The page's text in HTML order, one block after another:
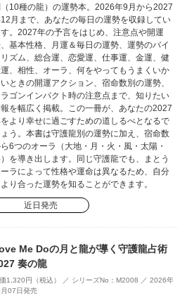
10種の龍）の運勢本。2026年9月から2027
月まで、あなたの毎日の運勢を収録してい
す。2027年の予言をはじめ、注意点や開運
基本性格、月運＆毎日の運勢、運勢のバイ
ズム、総合運、恋愛運、仕事運、金運、健
、相性、オーラ、何をやってもうまくいか
ときの開運アクション、宿命数別の運勢、
ラゴンインパクト時の注意点まで、知りたい
を幅広く掲載。この一冊が、あなたの2027
より幸せに過ごすための道しるべとなるで
ょう。本書は守護龍別の運勢に加え、宿命数
6つのオーラ（大地・月・火・風・太陽・
を導き出します。同じ守護龍でも、まとう
ラによって性格や運命は異なるため、自分
り合った運勢を知ることができます。
近日発売
Me Doの月と龍が導く守護龍占術
奏の龍
1,320円（税込） ／ シリーズNo：M2008 ／ 2026年
07日発売